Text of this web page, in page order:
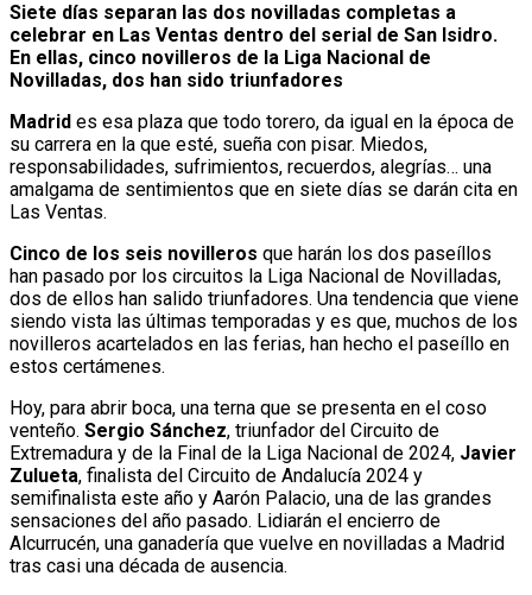
Siete días separan las dos novilladas completas a
celebrar en Las Ventas dentro del serial de San Isidro.
En ellas, cinco novilleros de la Liga Nacional de
Novilladas, dos han sido triunfadores
Madrid es esa plaza que todo torero, da igual en la época de
su carrera en la que esté, sueña con pisar. Miedos,
responsabilidades, sufrimientos, recuerdos, alegrías… una
amalgama de sentimientos que en siete días se darán cita en
Las Ventas.
Cinco de los seis novilleros que harán los dos paseíllos
han pasado por los circuitos la Liga Nacional de Novilladas,
dos de ellos han salido triunfadores. Una tendencia que viene
siendo vista las últimas temporadas y es que, muchos de los
novilleros acartelados en las ferias, han hecho el paseíllo en
estos certámenes.
Hoy, para abrir boca, una terna que se presenta en el coso
venteño. Sergio Sánchez, triunfador del Circuito de
Extremadura y de la Final de la Liga Nacional de 2024, Javier
Zulueta, finalista del Circuito de Andalucía 2024 y
semifinalista este año y Aarón Palacio, una de las grandes
sensaciones del año pasado. Lidiarán el encierro de
Alcurrucén, una ganadería que vuelve en novilladas a Madrid
tras casi una década de ausencia.